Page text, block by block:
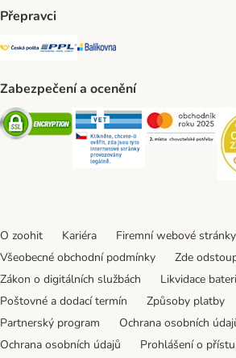
Přepravci
Česká pošta Shipping Method
PPL Shipping Method
Balíkovna Shipping
Zabezpečení a ocenění
Security Security
O zoohit Kariéra Firemní webové stránky
Všeobecné obchodní podmínky
Zde
Zákon o digitálních službách
Likvidace
Poštovné a dodací termín
Způsoby platby
Partnerský program
Ochrana osobních
Ochrana osobních údajů
Prohlášení o